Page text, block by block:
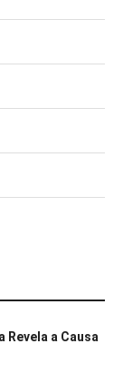
Revela a Causa